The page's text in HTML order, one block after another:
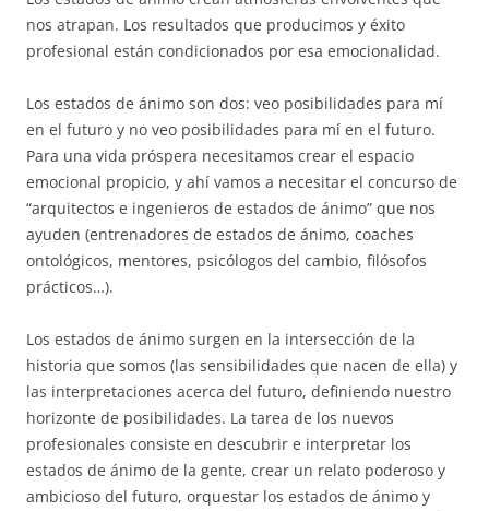
nos atrapan. Los resultados que producimos y éxito
profesional están condicionados por esa emocionalidad.
Los estados de ánimo son dos: veo posibilidades para mí
en el futuro y no veo posibilidades para mí en el futuro.
Para una vida próspera necesitamos crear el espacio
emocional propicio, y ahí vamos a necesitar el concurso de
“arquitectos e ingenieros de estados de ánimo” que nos
ayuden (entrenadores de estados de ánimo, coaches
ontológicos, mentores, psicólogos del cambio, filósofos
prácticos…).
Los estados de ánimo surgen en la intersección de la
historia que somos (las sensibilidades que nacen de ella) y
las interpretaciones acerca del futuro, definiendo nuestro
horizonte de posibilidades. La tarea de los nuevos
profesionales consiste en descubrir e interpretar los
estados de ánimo de la gente, crear un relato poderoso y
ambicioso del futuro, orquestar los estados de ánimo y